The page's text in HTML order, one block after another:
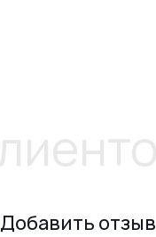
Добавить отзыв